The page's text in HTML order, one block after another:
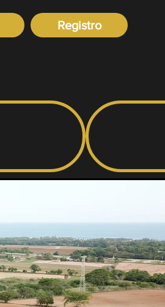
Registro